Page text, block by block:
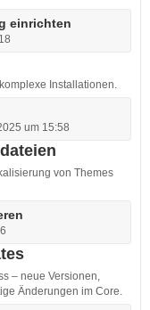
einrichten
Installationen.
um 15:58
von Themes
– neue Versionen,
Änderungen im Core.